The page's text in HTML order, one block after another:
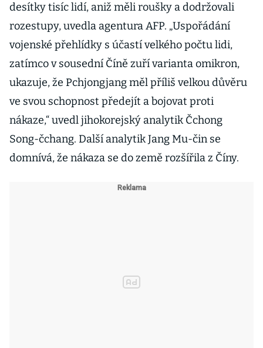
desítky tisíc lidí, aniž měli roušky a dodržovali
rozestupy, uvedla agentura AFP. „Uspořádání
vojenské přehlídky s účastí velkého počtu lidi,
zatímco v sousední Číně zuří varianta omikron,
ukazuje, že Pchjongjang měl příliš velkou důvěru
ve svou schopnost předejít a bojovat proti
nákaze,“ uvedl jihokorejský analytik Čchong
Song-čchang. Další analytik Jang Mu-čin se
domnívá, že nákaza se do země rozšířila z Číny.